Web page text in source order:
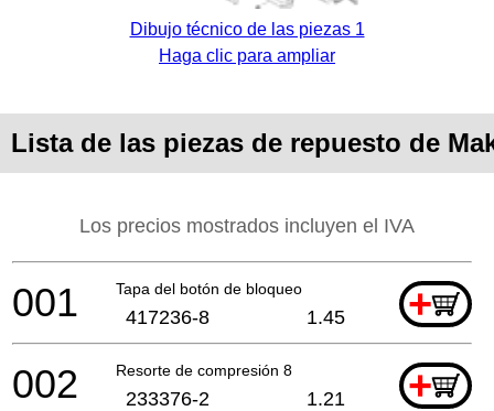
Dibujo técnico de las piezas 1
Haga clic para ampliar
Lista de las piezas de repuesto de
Los precios mostrados incluyen el IVA
Tapa del botón de bloqueo +
001 417236-8 1.45
Resorte de compresión 8 +
002 233376-2 1.21